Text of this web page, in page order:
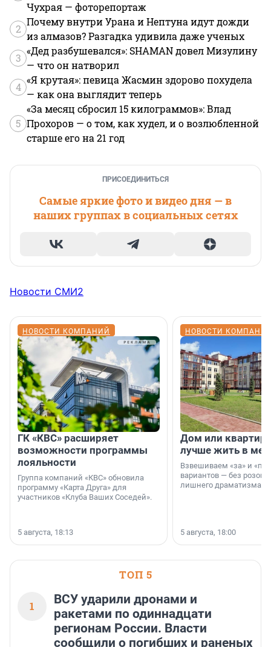
Чухрая — фоторепортаж
2
Почему внутри Урана и Нептуна идут дожди
из алмазов? Разгадка удивила даже ученых
3
«Дед разбушевался»: SHAMAN довел Мизулину
— что он натворил
4
«Я крутая»: певица Жасмин здорово похудела
— как она выглядит теперь
5
«За месяц сбросил 15 килограммов»: Влад
Прохоров — о том, как худел, и о возлюбленной
старше его на 21 год
ПРИСОЕДИНИТЬСЯ
Самые яркие фото и видео дня — в
наших группах в социальных сетях
Новости СМИ2
НОВОСТИ КОМПАНИЙ
ГК «КВС» расширяет
возможности программы
лояльности
Группа компаний «КВС» обновила
программу «Карта Друга» для
участников «Клуба Ваших Соседей».
5 августа, 18:13
НОВОСТИ
Дом или
лучше жить в
Взвешиваем «за» и
вариантов — без
лишнего драматизма.
5 августа, 18:00
ТОП 5
1
ВСУ ударили дронами и
ракетами по одиннадцати
регионам России. Власти
сообщили о погибших и раненых